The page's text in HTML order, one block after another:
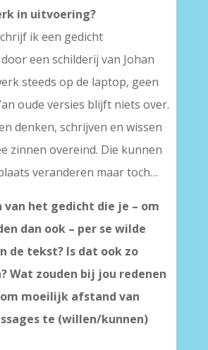
in uitvoering?
ik een gedicht
een schilderij van Johan
steeds op de laptop, geen
oude versies blijft niets over.
denken, schrijven en wissen
zinnen overeind. Die kunnen
veranderen maar toch…
van het gedicht die je – om
dan ook – per se wilde
de tekst? Is dat ook zo
Wat zouden bij jou redenen
moeilijk afstand van
te (willen/kunnen)